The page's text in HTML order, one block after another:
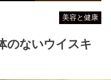
美容と健康
のないウイスキ